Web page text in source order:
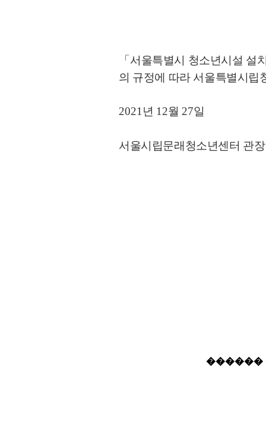
「 서울특별시 청소년시설 설
의 규정에 따라 서울특별시립
2021 년 12월 27일
서울시립문래청소년센터 관장